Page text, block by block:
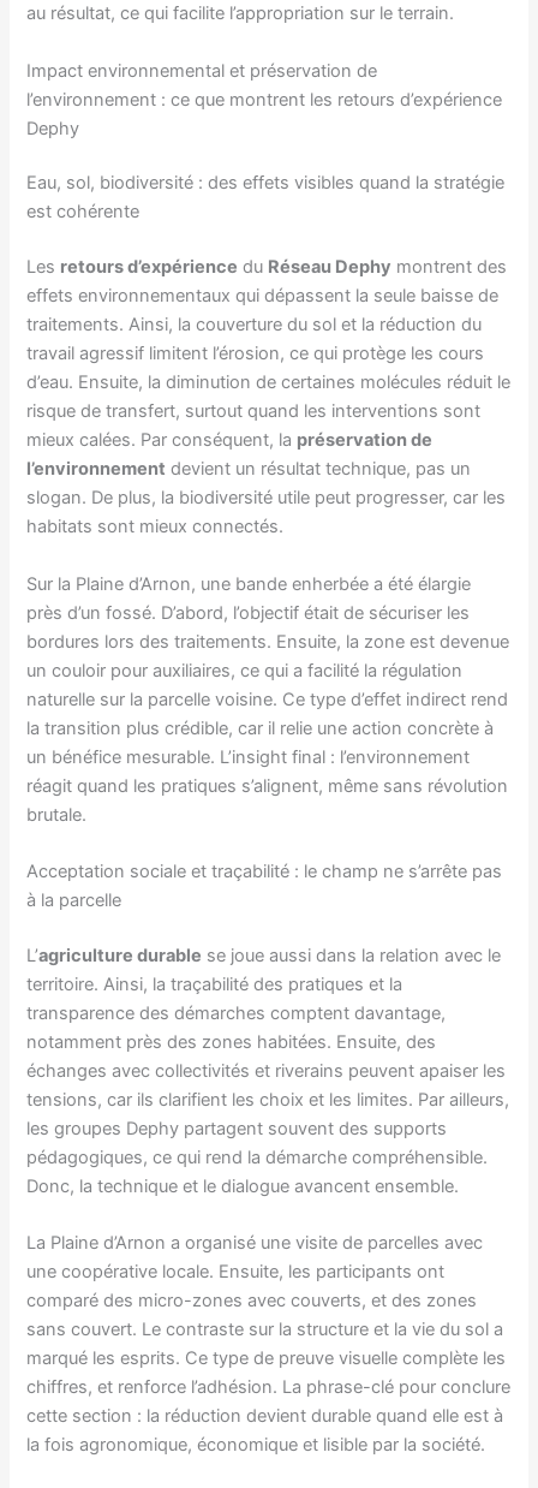
au résultat, ce qui facilite l’appropriation sur le terrain.
Impact environnemental et préservation de
l’environnement : ce que montrent les retours d’expérience
Dephy
Eau, sol, biodiversité : des effets visibles quand la stratégie
est cohérente
Les retours d’expérience du Réseau Dephy montrent des
effets environnementaux qui dépassent la seule baisse de
traitements. Ainsi, la couverture du sol et la réduction du
travail agressif limitent l’érosion, ce qui protège les cours
d’eau. Ensuite, la diminution de certaines molécules réduit le
risque de transfert, surtout quand les interventions sont
mieux calées. Par conséquent, la préservation de
l’environnement devient un résultat technique, pas un
slogan. De plus, la biodiversité utile peut progresser, car les
habitats sont mieux connectés.
Sur la Plaine d’Arnon, une bande enherbée a été élargie
près d’un fossé. D’abord, l’objectif était de sécuriser les
bordures lors des traitements. Ensuite, la zone est devenue
un couloir pour auxiliaires, ce qui a facilité la régulation
naturelle sur la parcelle voisine. Ce type d’effet indirect rend
la transition plus crédible, car il relie une action concrète à
un bénéfice mesurable. L’insight final : l’environnement
réagit quand les pratiques s’alignent, même sans révolution
brutale.
Acceptation sociale et traçabilité : le champ ne s’arrête pas
à la parcelle
L’agriculture durable se joue aussi dans la relation avec le
territoire. Ainsi, la traçabilité des pratiques et la
transparence des démarches comptent davantage,
notamment près des zones habitées. Ensuite, des
échanges avec collectivités et riverains peuvent apaiser les
tensions, car ils clarifient les choix et les limites. Par ailleurs,
les groupes Dephy partagent souvent des supports
pédagogiques, ce qui rend la démarche compréhensible.
Donc, la technique et le dialogue avancent ensemble.
La Plaine d’Arnon a organisé une visite de parcelles avec
une coopérative locale. Ensuite, les participants ont
comparé des micro-zones avec couverts, et des zones
sans couvert. Le contraste sur la structure et la vie du sol a
marqué les esprits. Ce type de preuve visuelle complète les
chiffres, et renforce l’adhésion. La phrase-clé pour conclure
cette section : la réduction devient durable quand elle est à
la fois agronomique, économique et lisible par la société.